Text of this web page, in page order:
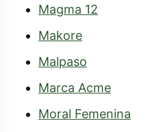
Magma 12
Malpaso
Moral Femenina